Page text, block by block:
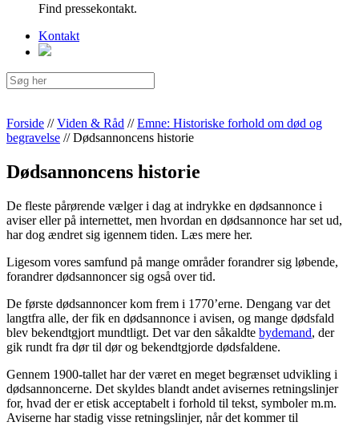
Find pressekontakt.
Kontakt
Forside //Viden & Råd //Emne: Historiske forhold om død og
begravelse //Dødsannoncens historie
Dødsannoncens historie
De fleste pårørende vælger i dag at indrykke en dødsannonce i
aviser eller på internettet, men hvordan en dødsannonce har set ud,
har dog ændret sig igennem tiden. Læs mere her.
Ligesom vores samfund på mange områder forandrer sig løbende,
forandrer dødsannoncer sig også over tid.
De første dødsannoncer kom frem i 1770’erne. Dengang var det
langtfra alle, der fik en dødsannonce i avisen, og mange dødsfald
blev bekendtgjort mundtligt. Det var den såkaldte bydemand, der
gik rundt fra dør til dør og bekendtgjorde dødsfaldene.
Gennem 1900-tallet har der været en meget begrænset udvikling i
dødsannoncerne. Det skyldes blandt andet avisernes retningslinjer
for, hvad der er etisk acceptabelt i forhold til tekst, symboler m.m.
Aviserne har stadig visse retningslinjer, når det kommer til